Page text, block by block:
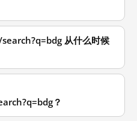
从什么时候
？